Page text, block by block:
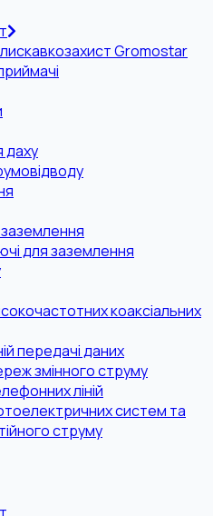
Gromostar
даху
для заземлення
коаксіальних
передачі даних
змінного струму
ліній
систем та
струму